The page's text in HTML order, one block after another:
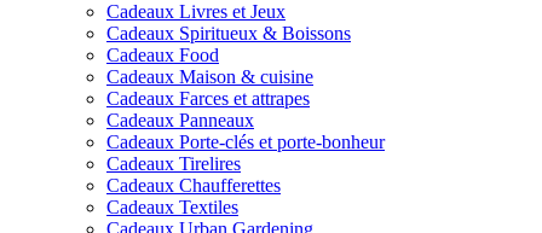
Cadeaux Livres et Jeux
Cadeaux Spiritueux & Boissons
Cadeaux Food
Cadeaux Maison & cuisine
Cadeaux Farces et attrapes
Cadeaux Panneaux
Cadeaux Porte-clés et porte-bonheur
Cadeaux Tirelires
Cadeaux Chaufferettes
Cadeaux Textiles
Cadeaux Urban Gardening